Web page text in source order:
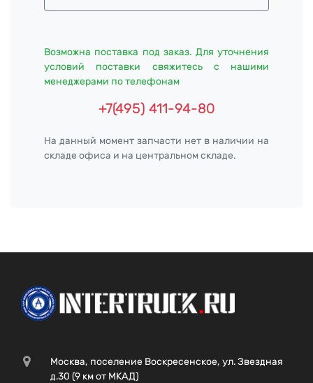
Возможна поставка под заказ. Для уточнения
условий поставки свяжитесь с нашими
менеджерами по телефонам
+7(495) 411-94-80
На данный момент запчасти нет в наличии на
складе офиса и на центральном складе.
Москва, поселение Воскресенское, ул. Звездная
д.30 (9 км от МКАД)